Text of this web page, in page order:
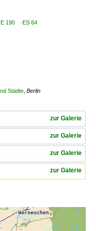
E 190 ·ES 64
Städte Berlin
zur Galerie
zur Galerie
zur Galerie
zur Galerie